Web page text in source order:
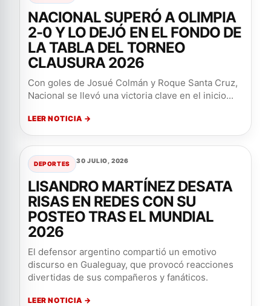
NACIONAL SUPERÓ A OLIMPIA
2-0 Y LO DEJÓ EN EL FONDO DE
LA TABLA DEL TORNEO
CLAUSURA 2026
Con goles de Josué Colmán y Roque Santa Cruz,
Nacional se llevó una victoria clave en el inicio...
LEER NOTICIA →
DEPORTES 30 JULIO, 2026
LISANDRO MARTÍNEZ DESATA
RISAS EN REDES CON SU
POSTEO TRAS EL MUNDIAL
2026
El defensor argentino compartió un emotivo
discurso en Gualeguay, que provocó reacciones
divertidas de sus compañeros y fanáticos.
LEER NOTICIA →